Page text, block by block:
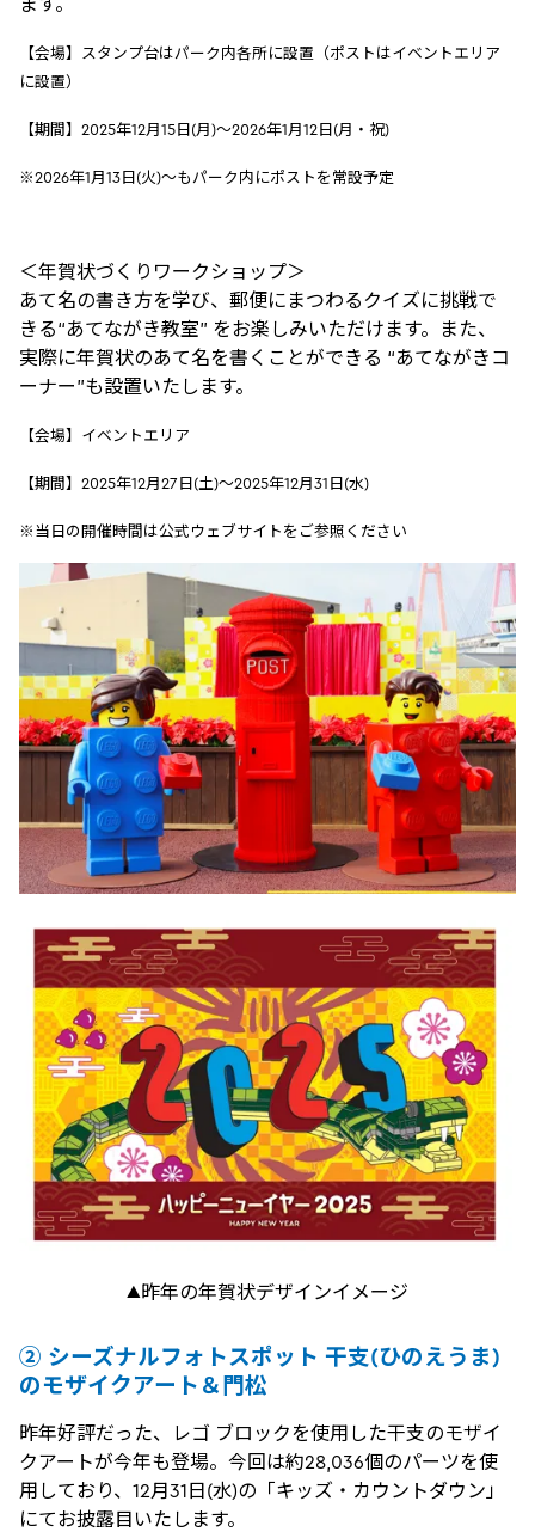
【会場】スタンプ台はパーク内各所に設置（ポストはイベントエリア
に設置）
【期間】2025年12月15日(月)～2026年1月12日(月・祝)
※2026年1月13日(火)～もパーク内にポストを常設予定
＜年賀状づくりワークショップ＞
あて名の書き方を学び、郵便にまつわるクイズに挑戦で
きる“あてながき教室” をお楽しみいただけます。また、
実際に年賀状のあて名を書くことができる “あてながきコ
ーナー”も設置いたします。
【会場】イベントエリア​
【期間】2025年12月27日(土)～2025年12月31日(水)
※当日の開催時間は公式ウェブサイトをご参照ください
▲昨年の年賀状デザインイメージ
② シーズナルフォトスポット 干支(ひのえうま)
のモザイクアート＆門松
昨年好評だった、レゴ ブロックを使用した干支のモザイ
クアートが今年も登場。今回は約28,036個のパーツを使
用しており、12月31日(水)の「キッズ・カウントダウン」
にてお披露目いたします。